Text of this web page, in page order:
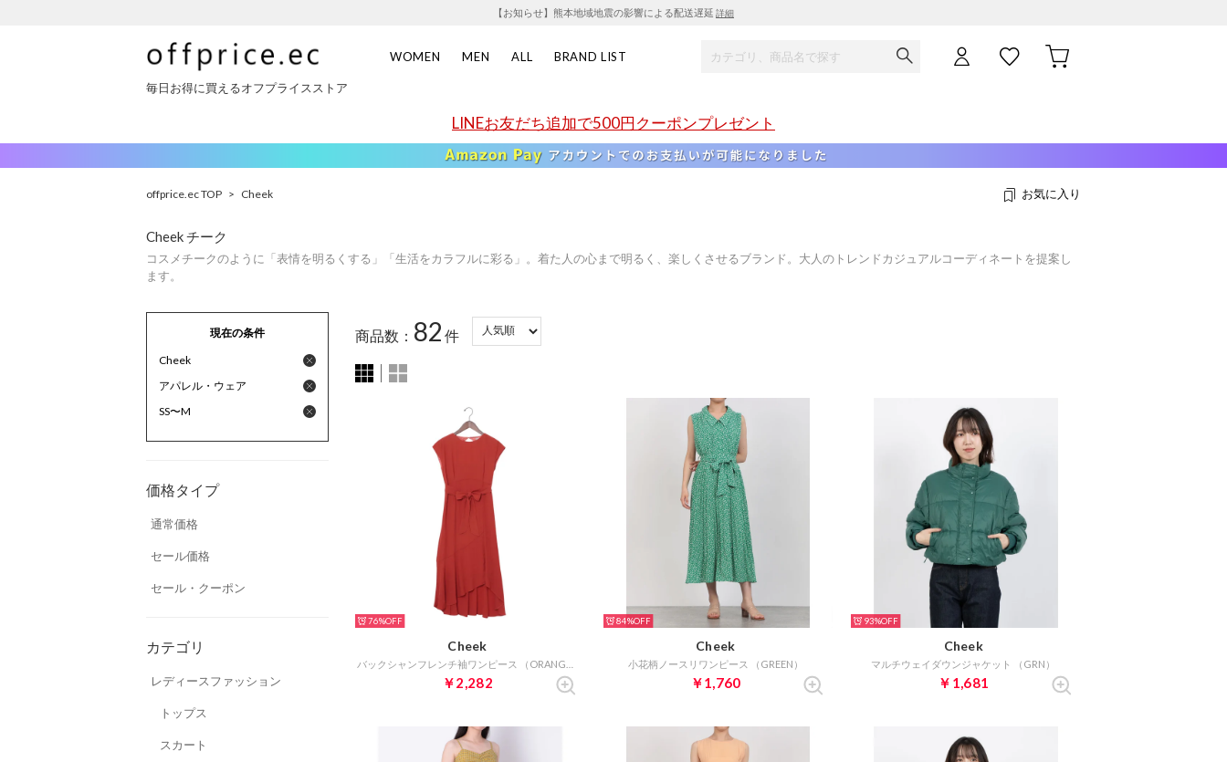
【お知らせ】熊本地域地震の影響による配送遅延 詳細
WOMEN MEN ALL BRAND LIST
毎日お得に買えるオフプライスストア
LINEお友だち追加で500円クーポンプレゼント
offprice.ec TOP > Cheek お気に入り
Cheek チーク
コスメチークのように「表情を明るくする」「生活をカラフルに彩る」。着た人の心まで明るく、楽しくさせるブランド。大人のトレンドカジュアルコーディネートを提案し
ます。
現在の条件
Cheek
アパレル・ウェア
SS〜M
価格タイプ
通常価格
セール価格
セール・クーポン
カテゴリ
レディースファッション
トップス
スカート
商品数： 82 件
76%
Cheek
￥2,282
84%
Cheek
小花柄ノースリワンピース （GREEN）
￥1,760
93%
Cheek
マルチウェイダウンジャケット （GRN）
￥1,681